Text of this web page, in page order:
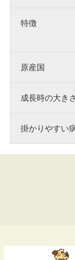
特徴
原産国
成長時の大きさ
掛かりやすい